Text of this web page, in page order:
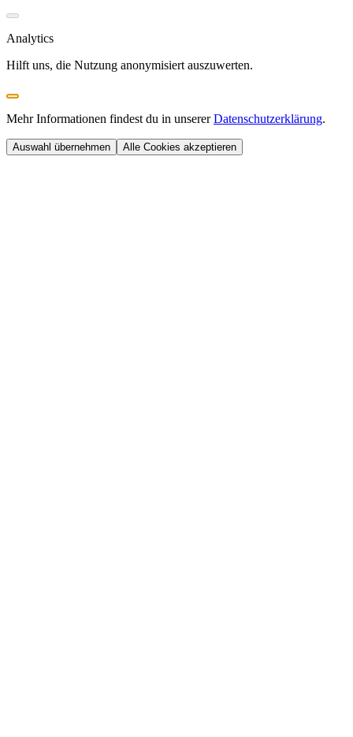
Analytics
Hilft uns, die Nutzung anonymisiert auszuwerten.
Mehr Informationen findest du in unserer Datenschutzerklärung.
Auswahl übernehmen Alle Cookies akzeptieren